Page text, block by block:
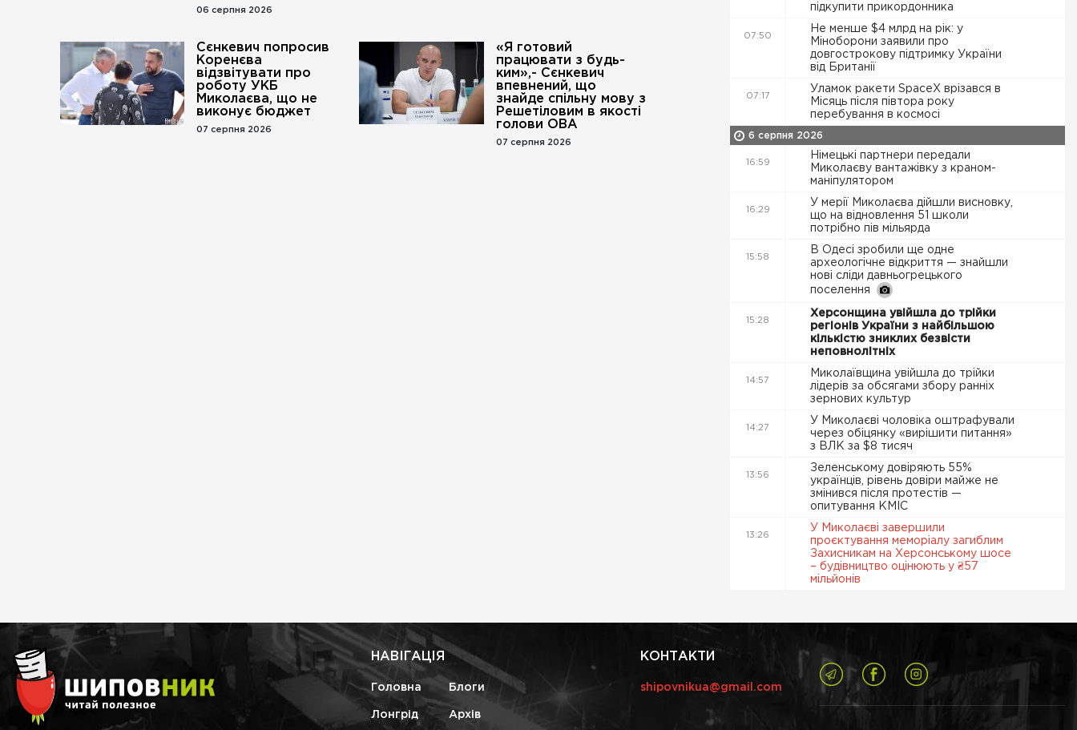
06 серпня 2026
Сєнкевич попросив
Коренєва
відзвітувати про
роботу УКБ
Миколаєва, що не
виконує бюджет
07 серпня 2026
«Я готовий
працювати з будь-
ким»,- Сєнкевич
впевнений, що
знайде спільну мову з
Решетіловим в якості
голови ОВА
07 серпня 2026
підкупити прикордонника
07:50
Не менше $4 млрд на рік: у
Міноборони заявили про
довгострокову підтримку України
від Британії
07:17
Уламок ракети SpaceX врізався в
Місяць після півтора року
перебування в космосі
6 серпня 2026
16:59
Німецькі партнери передали
Миколаєву вантажівку з краном-
маніпулятором
16:29
У мерії Миколаєва дійшли висновку,
що на відновлення 51 школи
потрібно пів мільярда
15:58
В Одесі зробили ще одне
археологічне відкриття — знайшли
нові сліди давньогрецького
поселення
15:28
Херсонщина увійшла до трійки
регіонів України з найбільшою
кількістю зниклих безвісти
неповнолітніх
14:57
Миколаївщина увійшла до трійки
лідерів за обсягами збору ранніх
зернових культур
14:27
У Миколаєві чоловіка оштрафували
через обіцянку «вирішити питання»
з ВЛК за $8 тисяч
13:56
Зеленському довіряють 55%
українців, рівень довіри майже не
змінився після протестів —
опитування КМІС
13:26
У Миколаєві завершили
проєктування меморіалу загиблим
Захисникам на Херсонському шосе
– будівництво оцінюють у ₴57
мільйонів
НАВІГАЦІЯ
Головна Блоги
Лонгрід Архів
КОНТАКТИ
shipovnikua@gmail.com